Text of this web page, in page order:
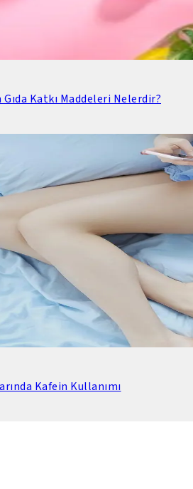
Katkı Maddeleri Nelerdir?
Kafein Kullanımı